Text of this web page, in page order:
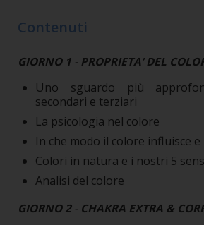
Contenuti
GIORNO 1 - PROPRIETA’ DEL
Uno sguardo più
secondari e terziari
La psicologia nel colore
In che modo il colore influisce
Colori in natura e i nostri 5
Analisi del colore
GIORNO 2- CHAKRA EXTRA &